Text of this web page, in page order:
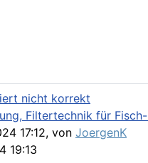
nicht korrekt
Filtertechnik für
17:12, von JoergenK
19:13